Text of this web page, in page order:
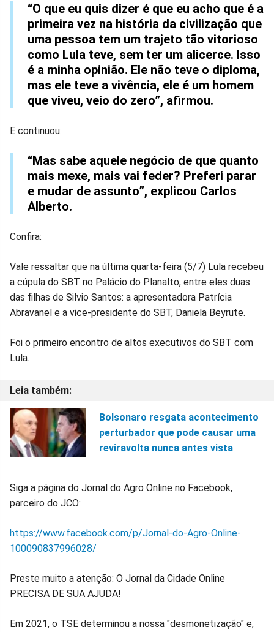
“O que eu quis dizer é que eu acho que é a
primeira vez na história da civilização que
uma pessoa tem um trajeto tão vitorioso
como Lula teve, sem ter um alicerce. Isso
é a minha opinião. Ele não teve o diploma,
mas ele teve a vivência, ele é um homem
que viveu, veio do zero”, afirmou.
E continuou:
“Mas sabe aquele negócio de que quanto
mais mexe, mais vai feder? Preferi parar
e mudar de assunto”, explicou Carlos
Alberto.
Confira:
Vale ressaltar que na última quarta-feira (5/7) Lula recebeu
a cúpula do SBT no Palácio do Planalto, entre eles duas
das filhas de Silvio Santos: a apresentadora Patrícia
Abravanel e a vice-presidente do SBT, Daniela Beyrute.
Foi o primeiro encontro de altos executivos do SBT com
Lula.
Bolsonaro resgata acontecimento
perturbador que pode causar uma
reviravolta nunca antes vista
Siga a página do Jornal do Agro Online no Facebook,
parceiro do JCO:
https://www.facebook.com/p/Jornal-do-Agro-Online-
100090837996028/
Preste muito a atenção: O Jornal da Cidade Online
PRECISA DE SUA AJUDA!
Em 2021, o TSE determinou a nossa "desmonetização" e,